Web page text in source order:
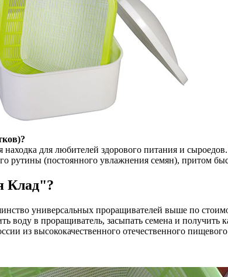
для любителей здорового питания и
рутины (постоянного увлажнения семян), притом
Клад"?
универсальных проращивателей выше по
воду в проращиватель, засыпать семена и получить
из высококачественного отечественного